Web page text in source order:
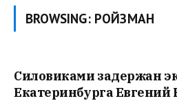
BROWSING: РОЙЗМАН
Силовиками задержан
Екатеринбурга Евгений